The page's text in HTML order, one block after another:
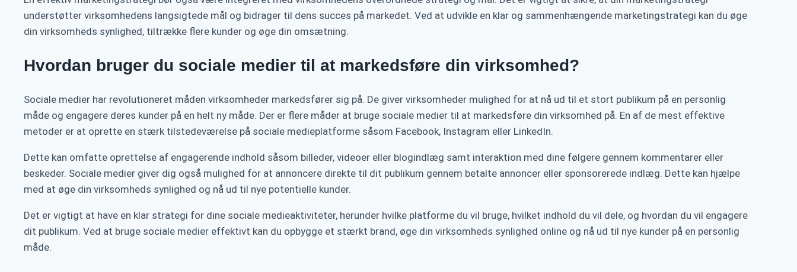
understøtter virksomhedens langsigtede mål og bidrager til dens succes på markedet. Ved at udvikle en klar og sammenhængende marketingstrategi kan du øge
din virksomheds synlighed, tiltrække flere kunder og øge din omsætning.
Hvordan bruger du sociale medier til at markedsføre din virksomhed?
Sociale medier har revolutioneret måden virksomheder markedsfører sig på. De giver virksomheder mulighed for at nå ud til et stort publikum på en personlig
måde og engagere deres kunder på en helt ny måde. Der er flere måder at bruge sociale medier til at markedsføre din virksomhed på. En af de mest effektive
metoder er at oprette en stærk tilstedeværelse på sociale medieplatforme såsom Facebook, Instagram eller LinkedIn.
Dette kan omfatte oprettelse af engagerende indhold såsom billeder, videoer eller blogindlæg samt interaktion med dine følgere gennem kommentarer eller
beskeder. Sociale medier giver dig også mulighed for at annoncere direkte til dit publikum gennem betalte annoncer eller sponsorerede indlæg. Dette kan hjælpe
med at øge din virksomheds synlighed og nå ud til nye potentielle kunder.
Det er vigtigt at have en klar strategi for dine sociale medieaktiviteter, herunder hvilke platforme du vil bruge, hvilket indhold du vil dele, og hvordan du vil engagere
dit publikum. Ved at bruge sociale medier effektivt kan du opbygge et stærkt brand, øge din virksomheds synlighed online og nå ud til nye kunder på en personlig
måde.